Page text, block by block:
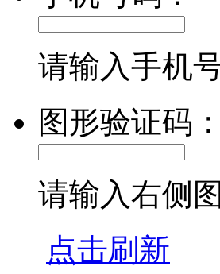
请输入手机
图形验证码：
请输入右侧
点击刷新